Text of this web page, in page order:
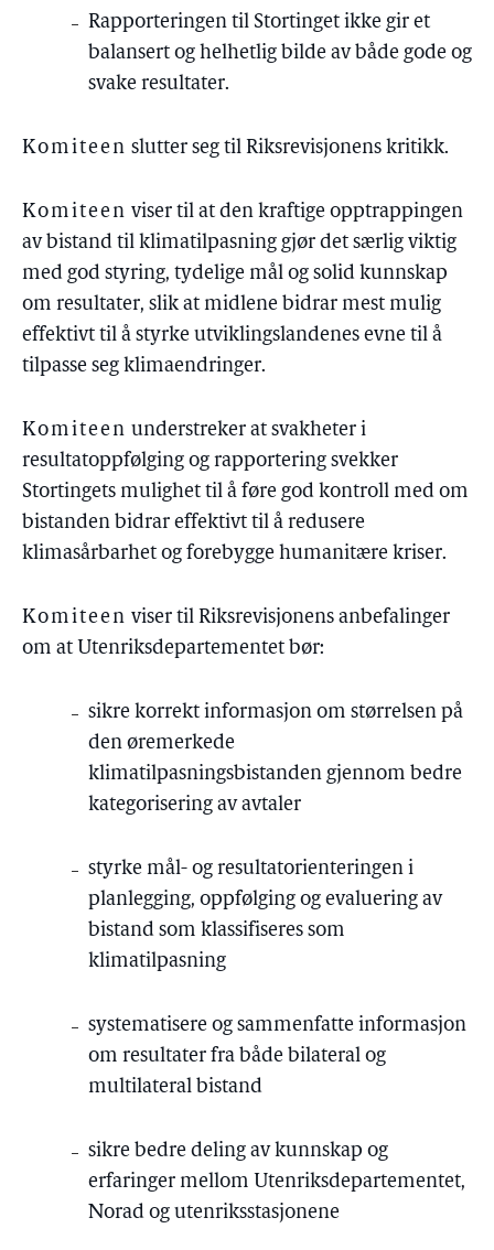
Rapporteringen til Stortinget ikke gir et
balansert og helhetlig bilde av både gode og
svake resultater.
Komiteen slutter seg til Riksrevisjonens kritikk.
Komiteen viser til at den kraftige opptrappingen
av bistand til klimatilpasning gjør det særlig viktig
med god styring, tydelige mål og solid kunnskap
om resultater, slik at midlene bidrar mest mulig
effektivt til å styrke utviklingslandenes evne til å
tilpasse seg klimaendringer.
Komiteen understreker at svakheter i
resultatoppfølging og rapportering svekker
Stortingets mulighet til å føre god kontroll med om
bistanden bidrar effektivt til å redusere
klimasårbarhet og forebygge humanitære kriser.
Komiteen viser til Riksrevisjonens anbefalinger
om at Utenriksdepartementet bør:
sikre korrekt informasjon om størrelsen på
den øremerkede
klimatilpasningsbistanden gjennom bedre
kategorisering av avtaler
styrke mål- og resultatorienteringen i
planlegging, oppfølging og evaluering av
bistand som klassifiseres som
klimatilpasning
systematisere og sammenfatte informasjon
om resultater fra både bilateral og
multilateral bistand
sikre bedre deling av kunnskap og
erfaringer mellom Utenriksdepartementet,
Norad og utenriksstasjonene